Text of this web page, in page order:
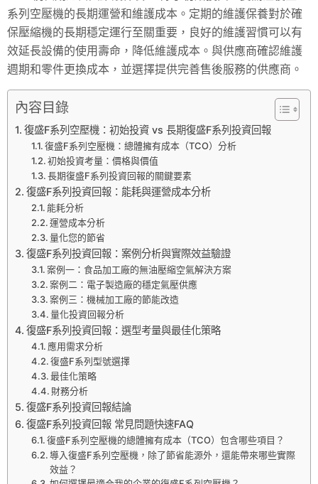
系列空壓機的長期運營和維護成本。定期的維護保養對於確
保壓縮機的長期穩定運行至關重要，良好的維護習慣可以有
效延長設備的使用壽命，降低維護成本。與供應商確認維護
週期和零件更換成本，並選擇提供完善售後服務的供應商。
內容目錄
復盛F系列空壓機：初始投資 vs 長期復盛F系列投資回報
復盛F系列空壓機：總體擁有成本（TCO）分析
初始投資考量：價格與價值
長期復盛F系列投資回報的關鍵要素
復盛F系列投資回報：能耗與運營成本分析
能耗分析
運營成本分析
量化您的節省
復盛F系列投資回報：案例分析與實際效益驗證
案例一：食品加工廠的無油壓縮空氣解決方案
案例二：電子製造廠的穩定氣壓供應
案例三：機械加工廠的節能改造
量化投資回報分析
復盛F系列投資回報：選型考量與最佳化策略
應用需求分析
復盛F系列型號選擇
最佳化策略
財務分析
復盛F系列投資回報結論
復盛F系列投資回報 常見問題快速FAQ
復盛F系列空壓機的總體擁有成本（TCO）包含哪些項目？
導入復盛F系列空壓機，除了節省能源外，還能帶來哪些實際
效益？